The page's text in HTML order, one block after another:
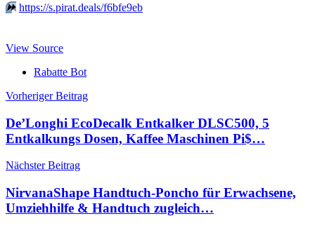
⏩️ https://s.pirat.deals/f6bfe9eb
View Source
Rabatte Bot
Beitragsnavigation
Vorheriger Beitrag
De’Longhi EcoDecalk Entkalker DLSC500, 5
Entkalkungs Dosen, Kaffee Maschinen Pi$…
Nächster Beitrag
NirvanaShape Handtuch-Poncho für Erwachsene,
Umziehhilfe & Handtuch zugleich…